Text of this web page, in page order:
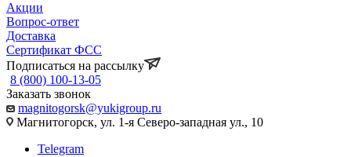
Акции
Вопрос-ответ
Доставка
Сертификат ФСС
Подписаться на рассылку
8 (800) 100-13-05
Заказать звонок
magnitogorsk@yukigroup.ru
Магнитогорск, ул. 1-я Северо-западная ул., 10
Telegram